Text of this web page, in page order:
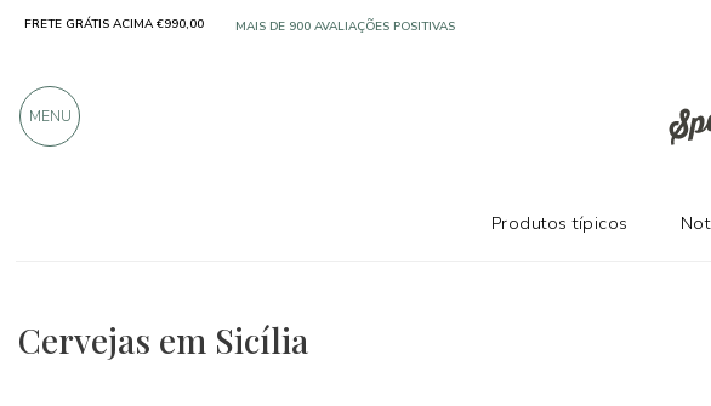
Cervejas em Sicília
FRETE GRÁTIS ACIMA €990,00 MAIS DE 900 AVALIAÇÕES POSITIVAS
MENU
Produtos típicos